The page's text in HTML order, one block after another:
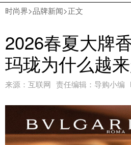
时尚界>品牌新闻>正文
2026春夏大牌
玛珑为什么越
来源： 互联网 责任编辑： 导购小编